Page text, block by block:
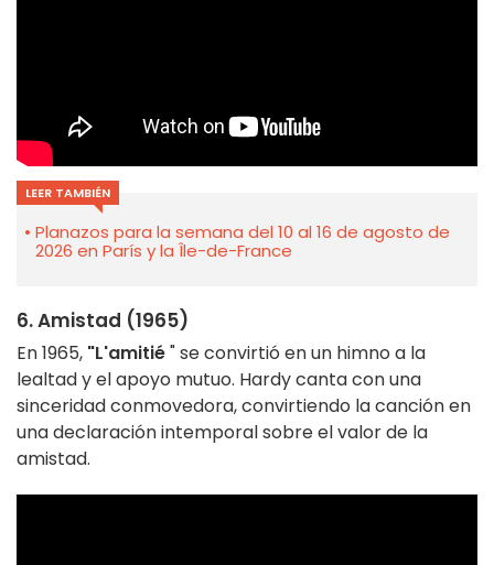
LEER TAMBIÉN
Planazos para la semana del 10 al 16 de agosto de
2026 en París y la Île-de-France
6. Amistad (1965)
En 1965, "L'amitié" se convirtió en un himno a la
lealtad y el apoyo mutuo. Hardy canta con una
sinceridad conmovedora, convirtiendo la canción en
una declaración intemporal sobre el valor de la
amistad.